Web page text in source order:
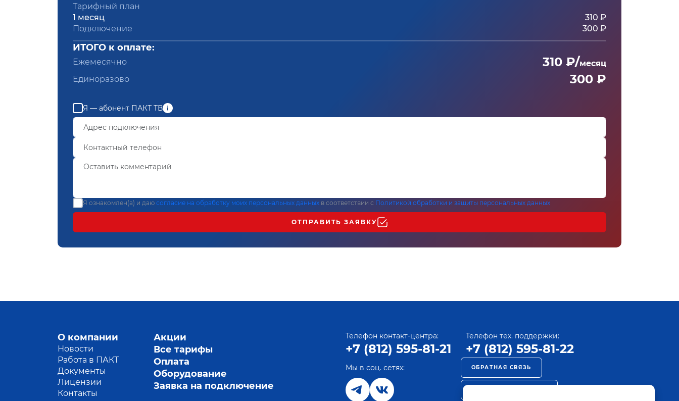
Тарифный план
1 месяц
310 ₽
Подключение
300 ₽
ИТОГО к оплате:
Ежемесячно 310 ₽/месяц
Единоразово
300 ₽
Я — абонент ПАКТ ТВ
Я ознакомлен(а) и даю согласие на обработку моих персональных данных в соответствии с Политикой обработки и защиты персональных данных
ОТПРАВИТЬ ЗАЯВКУ
О компании
Новости
Работа в ПАКТ
Документы
Лицензии
Контакты
Акции
Все тарифы
Оплата
Оборудование
Заявка на подключение
Телефон контакт-центра:
+7 (812) 595-81-21
Телефон тех. поддержки:
+7 (812) 595-81-22
Мы в соц. сетях: ОБРАТНАЯ СВЯЗЬ